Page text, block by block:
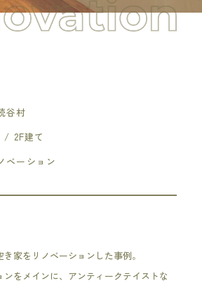
谷村
/ 2F建て
ベーション
家をリノベーションした事例。
ンをメインに、アンティークテイストな